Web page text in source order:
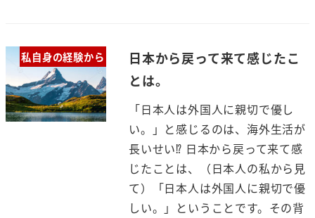
私自身の経験から
日本から戻って来て感じたこ
とは。
「日本人は外国人に親切で優し
い。」と感じるのは、海外生活が
長いせい⁉ 日本から戻って来て感
じたことは、（日本人の私から見
て）「日本人は外国人に親切で優
しい。」ということです。その背